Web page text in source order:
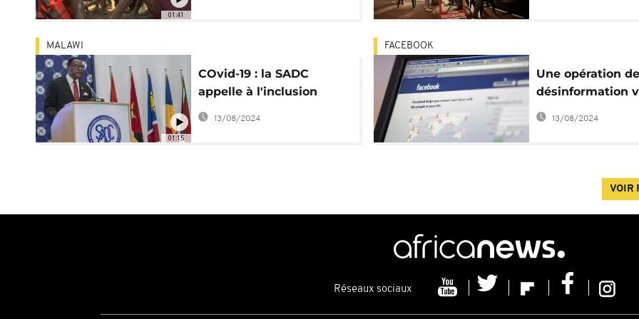
01:41
peu fréquentés ?
01:15
MALAWI
COvid-19 : la SADC
appelle à l'inclusion
vaccinale
13/08/2024
FACEBOOK
Une opération de
désinformation
des vaccins
par Facebook
13/08/2024
VOIR
Réseaux sociaux